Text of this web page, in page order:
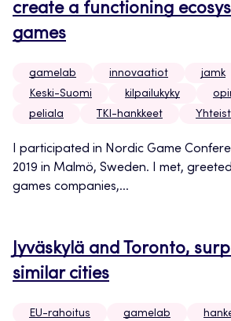
create a functioning
games
gamelab innovaatiot jamk
Keski-Suomi
kilpailukyky
peliala
TKI-hankkeet
I participated in Nordic Game
2019 in Malmö, Sweden. I met,
games companies,...
Jyväskylä and Toronto,
similar cities
EU-rahoitus gamelab